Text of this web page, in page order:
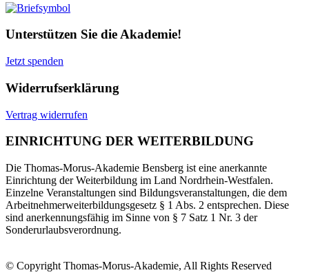
Unterstützen Sie die Akademie!
Jetzt spenden
Widerrufserklärung
Vertrag widerrufen
EINRICHTUNG DER WEITERBILDUNG
Die Thomas-Morus-Akademie Bensberg ist eine anerkannte
Einrichtung der Weiterbildung im Land Nordrhein-Westfalen.
Einzelne Veranstaltungen sind Bildungsveranstaltungen, die dem
Arbeitnehmerweiterbildungsgesetz § 1 Abs. 2 entsprechen. Diese
sind anerkennungsfähig im Sinne von § 7 Satz 1 Nr. 3 der
Sonderurlaubsverordnung.
© Copyright Thomas-Morus-Akademie, All Rights Reserved